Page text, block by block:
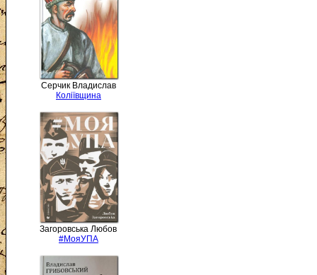
Серчик Владислав
Коліївщина
Загоровська Любов
#МояУПА